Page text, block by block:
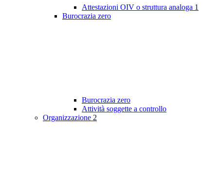
Attestazioni OIV o struttura analoga 1
Burocrazia zero
Burocrazia zero
Attività soggette a controllo
Organizzazione 2